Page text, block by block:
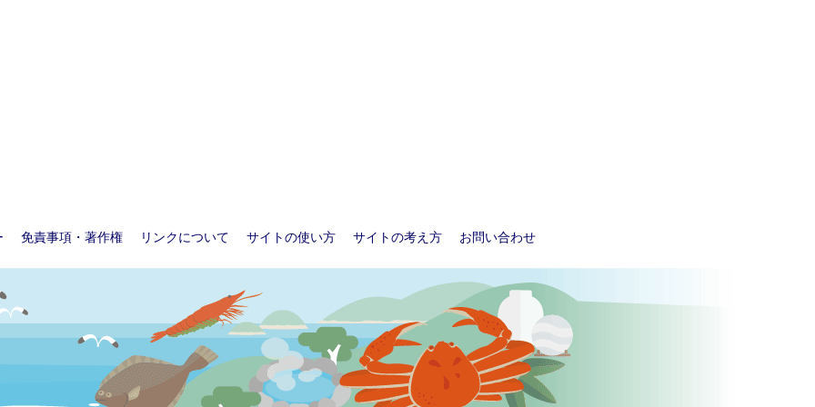
免責事項・著作権 リンクについて サイトの使い方 サイトの考え方 お問い合わせ